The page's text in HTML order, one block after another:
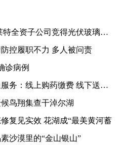
资子公司竞得光伏玻璃采矿权
控履职不力 多人被问责
诊病例
：线上购药缴费 线下送药上门
鸟翔集查干淖尔湖
复见实效 花湖成“最美黄河蓄
沙漠里的“金山银山”